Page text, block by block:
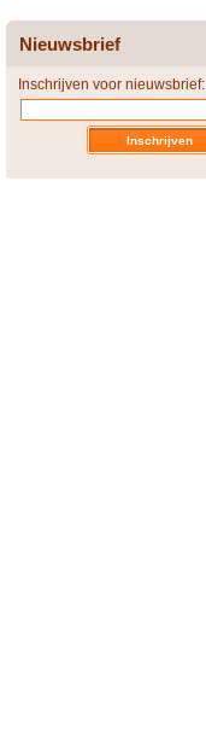
Nieuwsbrief
Inschrijven voor nieuwsbrief: